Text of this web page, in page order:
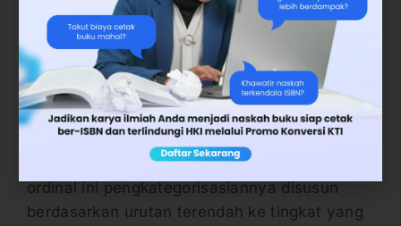
Skala pengukuran dalam penelitian yang
kedua adalah skala ordinal. Skala ordinal
adalah skala pengukuran yang menunjukkan
jarak interval antar-tingkatan tidak harus
sama. Skala ordinal setingkat lebih tinggi
dibandingkan dengan skala nominal. Skala
ordinal ini pengkategorisasiannya disusun
berdasarkan urutan terendah ke tingkat yang